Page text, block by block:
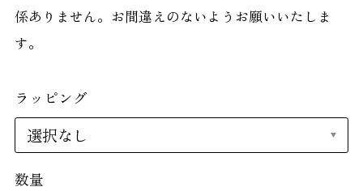
係ありません。お間違えのないようお願いいたしま
す。
ラッピング
数量